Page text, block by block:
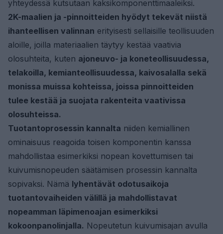
yhteydessä kutsutaan kaksikomponenttimaaleiksi.
2K-maalien ja -pinnoitteiden hyödyt tekevät niistä
ihanteellisen valinnan erityisesti sellaisille teollisuuden
aloille, joilla materiaalien täytyy kestää vaativia
olosuhteita, kuten ajoneuvo- ja koneteollisuudessa,
telakoilla, kemianteollisuudessa, kaivosalalla sekä
monissa muissa kohteissa, joissa pinnoitteiden
tulee kestää ja suojata rakenteita vaativissa
olosuhteissa.
Tuotantoprosessin kannalta niiden kemiallinen
ominaisuus reagoida toisen komponentin kanssa
mahdollistaa esimerkiksi nopean kovettumisen tai
kuivumisnopeuden säätämisen prosessin kannalta
sopivaksi. Nämä lyhentävät odotusaikoja
tuotantovaiheiden välillä ja mahdollistavat
nopeamman läpimenoajan esimerkiksi
kokoonpanolinjalla. Nopeutetun kuivumisajan avulla